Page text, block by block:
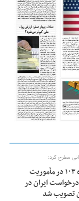
مطرح کرد؛
اقتدار ناوگروه ۱۰۳ در مأموریت‌
اقیانوسی/ ۵ درخواست ایران در
تصویب شد